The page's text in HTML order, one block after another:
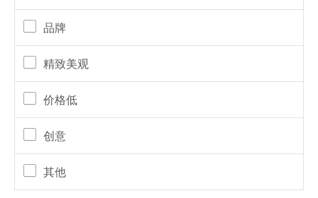
品牌
精致美观
价格低
创意
其他